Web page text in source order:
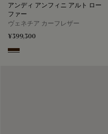
アンディ アンフィニ アルト ロー
ファー
ヴェネチア カーフレザー
¥399,300
Marrone Intenso